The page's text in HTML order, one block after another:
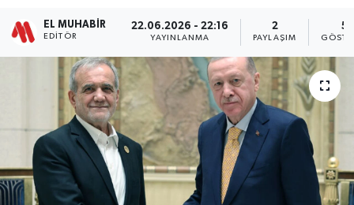
EL MUHABIR
EDITÖR
22.06.2026 - 22:16
YAYINLANMA
2
PAYLAŞIM
5